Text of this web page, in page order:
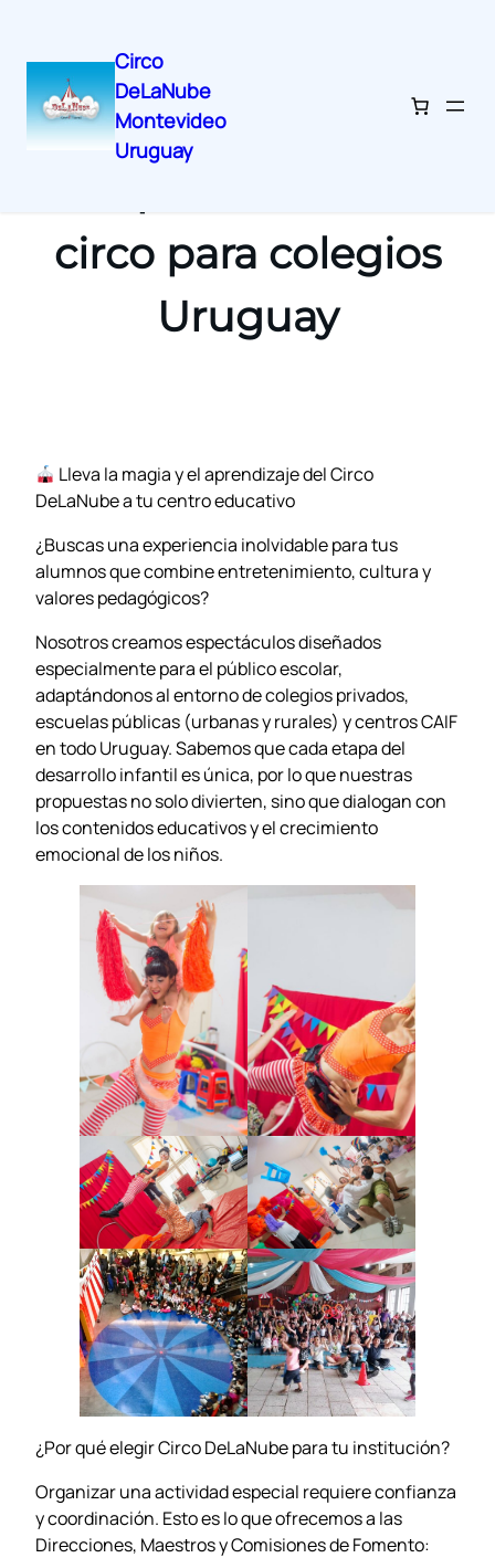
Circo
DeLaNube
Montevideo
Uruguay
circo para colegios
Uruguay
Lleva la magia y el aprendizaje del Circo
DeLaNube a tu centro educativo
¿Buscas una experiencia inolvidable para tus
alumnos que combine entretenimiento, cultura y
valores pedagógicos?
Nosotros creamos espectáculos diseñados
especialmente para el público escolar,
adaptándonos al entorno de colegios privados,
escuelas públicas (urbanas y rurales) y centros CAIF
en todo Uruguay. Sabemos que cada etapa del
desarrollo infantil es única, por lo que nuestras
propuestas no solo divierten, sino que dialogan con
los contenidos educativos y el crecimiento
emocional de los niños.
¿Por qué elegir Circo DeLaNube para tu institución?
Organizar una actividad especial requiere confianza
y coordinación. Esto es lo que ofrecemos a las
Direcciones, Maestros y Comisiones de Fomento: